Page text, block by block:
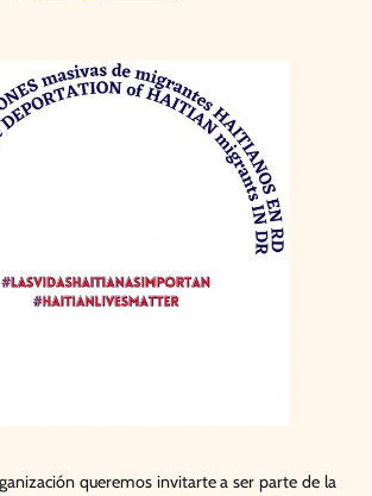
queremos invitarte a ser parte de la